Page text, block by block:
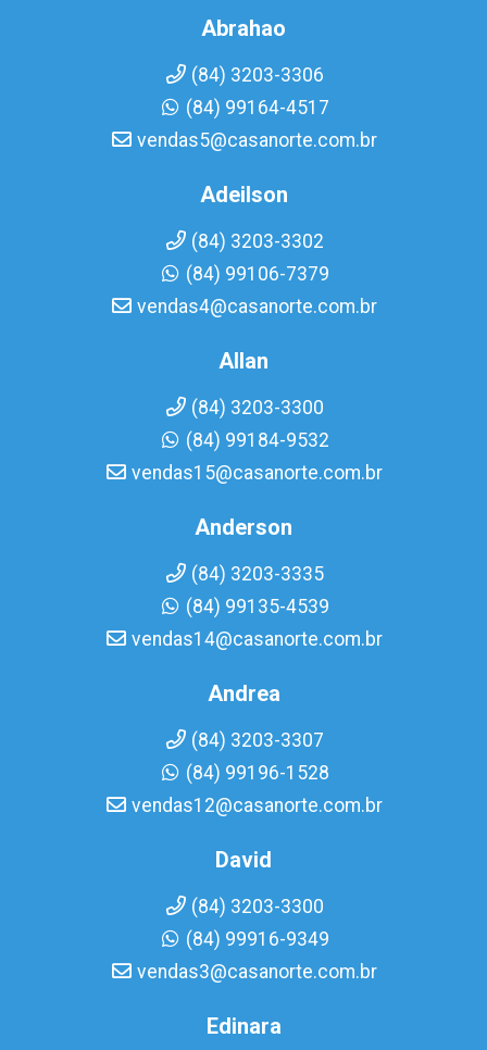
Abrahao
(84) 3203-3306
(84) 99164-4517
vendas5@casanorte.com.br
Adeilson
(84) 3203-3302
(84) 99106-7379
vendas4@casanorte.com.br
Allan
(84) 3203-3300
(84) 99184-9532
vendas15@casanorte.com.br
Anderson
(84) 3203-3335
(84) 99135-4539
vendas14@casanorte.com.br
Andrea
(84) 3203-3307
(84) 99196-1528
vendas12@casanorte.com.br
David
(84) 3203-3300
(84) 99916-9349
vendas3@casanorte.com.br
Edinara